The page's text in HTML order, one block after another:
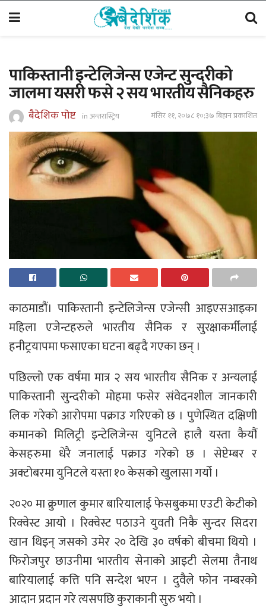
पाकिस्तानी इन्टेलिजेन्स एजेन्ट सुन्दरीको
जालमा यसरी फसे २ सय भारतीय सैनिकहरु
बैदेशिक पोष्ट inअन्तरास्ट्रिय मंसिर ११, २०७८ १०;३७ बिहान प्रकाशित
काठमाडौं। पाकिस्तानी इन्टेलिजेन्स एजेन्सी आइएसआइका
महिला एजेन्टहरुले भारतीय सैनिक र सुरक्षाकर्मीलाई
हनीट्रयापमा फसाएका घटना बढ्दै गएका छन् ।
पछिल्लो एक वर्षमा मात्र २ सय भारतीय सैनिक र अन्यलाई
पाकिस्तानी सुन्दरीको मोहमा फसेर संवेदनशील जानकारी
लिक गरेको आरोपमा पक्राउ गरिएको छ । पुणेस्थित दक्षिणी
कमानको मिलिट्री इन्टेलिजेन्स युनिटले हालै यस्ता कैयौं
केसहरुमा धेरै जनालाई पक्राउ गरेको छ । सेप्टेम्बर र
अक्टोबरमा युनिटले यस्ता १० केसको खुलासा गर्यो ।
२०२० मा क्रुणाल कुमार बारियालाई फेसबुकमा एउटी केटीको
रिक्वेस्ट आयो । रिक्वेस्ट पठाउने युवती निकै सुन्दर सिदरा
खान थिइन् जसको उमेर २० देखि ३० वर्षको बीचमा थियो ।
फिरोजपुर छाउनीमा भारतीय सेनाको आइटी सेलमा तैनाथ
बारियालाई कत्ति पनि सन्देश भएन । दुवैले फोन नम्बरको
आदान प्रदान गरे त्यसपछि कुराकानी सुरु भयो ।